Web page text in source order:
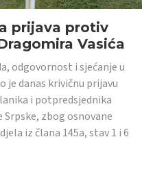
prijava protiv
Vasića
odgovornost i sjećanje u
je danas krivičnu prijavu
i potpredsjednika
zbog osnovane
iz člana 145a, stav 1 i 6